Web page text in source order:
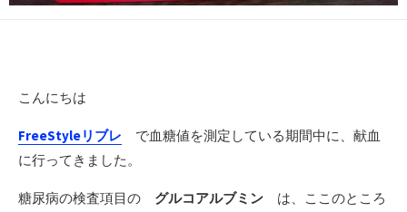
こんにちは
FreeStyleリブレ で血糖値を測定している期間中に、献血
に行ってきました。
糖尿病の検査項目の グルコアルブミン は、ここのところ